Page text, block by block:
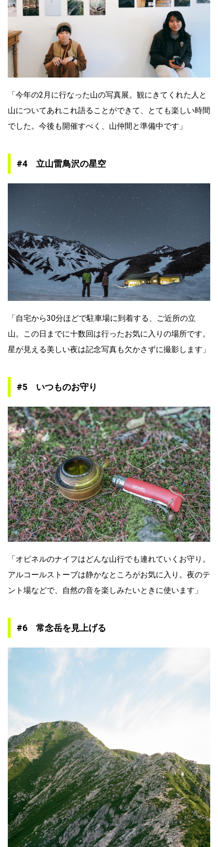
「今年の2月に行なった山の写真展。観にきてくれた人と
山についてあれこれ語ることができて、とても楽しい時間
でした。今後も開催すべく、山仲間と準備中です」
#4 立山雷鳥沢の星空
「自宅から30分ほどで駐車場に到着する、ご近所の立
山。この日までに十数回は行ったお気に入りの場所です。
星が見える美しい夜は記念写真も欠かさずに撮影します」
#5 いつものお守り
「オピネルのナイフはどんな山行でも連れていくお守り。
アルコールストーブは静かなところがお気に入り。夜のテ
ント場などで、自然の音を楽しみたいときに使います」
#6 常念岳を見上げる